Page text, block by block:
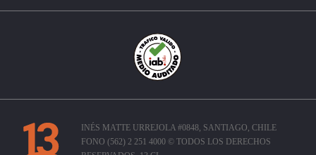
INÉS MATTE URREJOLA #0848, SANTIAGO, CHILE
FONO (562) 2 251 4000 © TODOS LOS DERECHOS